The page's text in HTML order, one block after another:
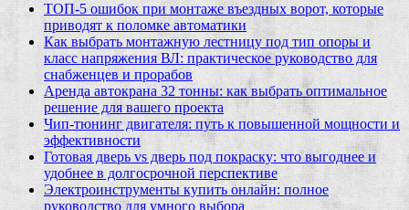
ТОП-5 ошибок при монтаже въездных ворот, которые
приводят к поломке автоматики
Как выбрать монтажную лестницу под тип опоры и
класс напряжения ВЛ: практическое руководство для
снабженцев и прорабов
Аренда автокрана 32 тонны: как выбрать оптимальное
решение для вашего проекта
Чип‑тюнинг двигателя: путь к повышенной мощности и
эффективности
Готовая дверь vs дверь под покраску: что выгоднее и
удобнее в долгосрочной перспективе
Электроинструменты купить онлайн: полное
руководство для умного выбора